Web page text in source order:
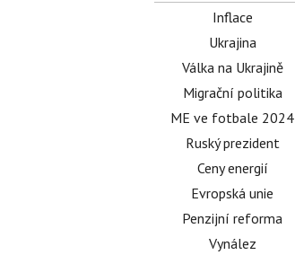
Inflace
Ukrajina
Válka na Ukrajině
Migrační politika
ME ve fotbale 2024
Ruský prezident
Ceny energií
Evropská unie
Penzijní reforma
Vynález